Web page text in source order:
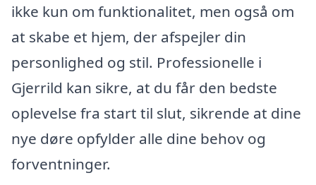
ikke kun om funktionalitet, men også om
at skabe et hjem, der afspejler din
personlighed og stil. Professionelle i
Gjerrild kan sikre, at du får den bedste
oplevelse fra start til slut, sikrende at dine
nye døre opfylder alle dine behov og
forventninger.